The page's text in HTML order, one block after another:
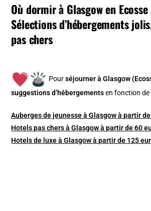
Où dormir à Glasgow en
Sélections d’hébergements
pas chers
Pourséjourner à Glasgow
suggestions d’hébergements en fonction
Auberges de jeunesse à Glasgow à partir
Hotels pas chers à Glasgow à partir de 60
Hotels de luxe à Glasgow à partir de 125